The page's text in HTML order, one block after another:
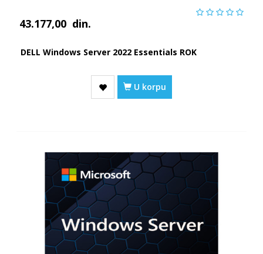
43.177,00 din.
DELL Windows Server 2022 Essentials ROK
U korpu